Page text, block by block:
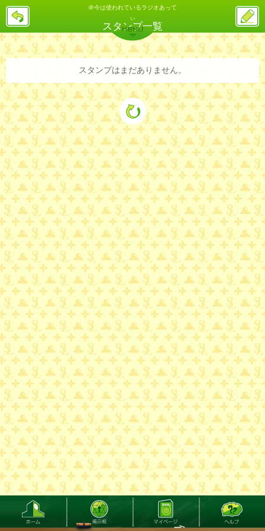
＠今は使われているラジオあって
ぃ
スタンプ一覧
戻
ス
投
稿
バックナンバー 詳細検索 ランキング
MENU
スタンプはまだありません。